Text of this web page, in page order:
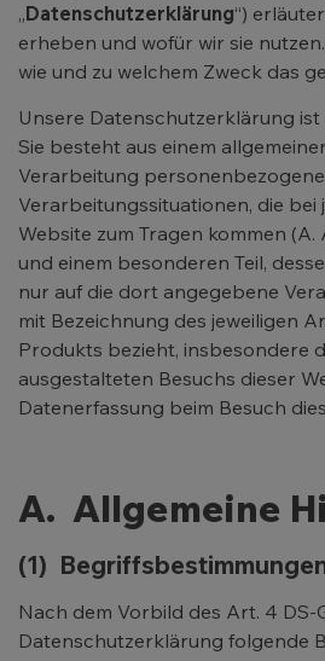
„Datenschutzerklärung“)
erheben und wofür wir sie
wie und zu welchem Zweck das
Unsere Datenschutzerklärung
Sie besteht aus einem
Verarbeitung
Verarbeitungssituationen, die bei
Website zum Tragen kommen (A.
und einem besonderen Teil,
nur auf die dort angegebene
mit Bezeichnung des jeweiligen
Produkts bezieht, insbesondere
ausgestalteten Besuchs dieser
Datenerfassung beim Besuch
A. Allgemeine
(1)
Nach dem Vorbild des Art. 4 DS-
Datenschutzerklärung folgende